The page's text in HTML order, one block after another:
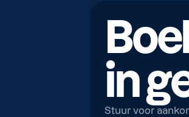
in
Stuur voor